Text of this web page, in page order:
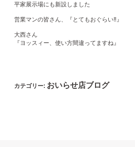
平家展示場にも新設しました
営業マンの皆さん、『とてもおぐらい‼️』
大西さん
『ヨッスィー、使い方間違ってますね』
カテゴリー: おいらせ店ブログ